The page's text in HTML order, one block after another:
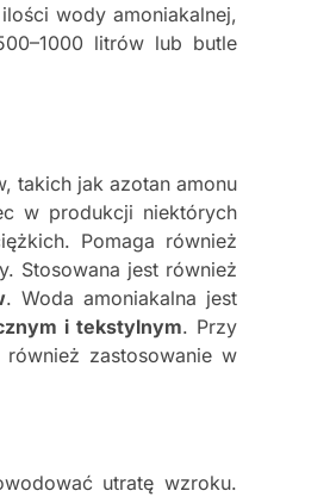
wody amoniakalnej,
litrów lub butle
takich jak azotan amonu
w produkcji niektórych
Pomaga również
Stosowana jest również
. Woda amoniakalna jest
i tekstylnym. Przy
zastosowanie w
utratę wzroku.